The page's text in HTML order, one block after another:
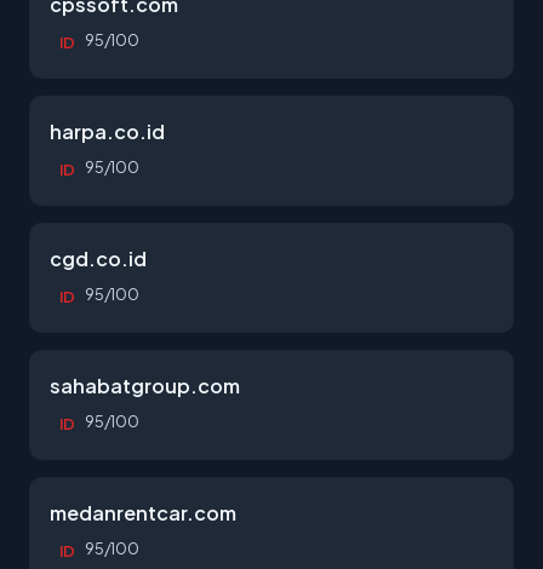
ID 95/100
harpa.co.id
ID 95/100
cgd.co.id
ID 95/100
sahabatgroup.com
ID 95/100
medanrentcar.com
ID 95/100